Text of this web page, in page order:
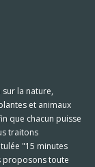
la nature,
et animaux
que chacun puisse
traitons
"15 minutes
proposons toute